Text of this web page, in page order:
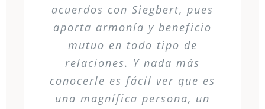
acuerdos con Siegbert, pues
aporta armonía y beneficio
mutuo en todo tipo de
relaciones. Y nada más
conocerle es fácil ver que es
una magnífica persona, un